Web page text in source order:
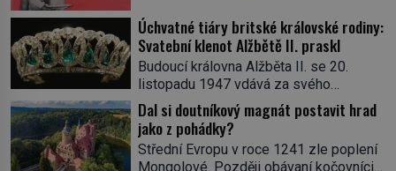
prohlásil o něm jiný významný
francouzský revolucionář, Honoré de
Mirabeau […]
rychle v jedné ze „sandtnerek“.
„Zaplaťpánbůh, že už nemusíme chodit
s lístky,“ povzdechne si směrem ke
služce, kterou má v kuchyni k ruce.
Ještě v prvních letech nové republiky
fungoval kvůli nedostatku zboží
přídělový systém. […]
Úchvatné tiáry britské královské rodiny:
Svatební klenot Alžbětě II. praskl
Budoucí královna Alžběta II. se 20.
listopadu 1947 vdává za svého
vyvoleného Filipa Mountbattena. Aby
měla na obřad ve Westminsteru podle
tradice „něco vypůjčeného“, její matka jí
věnuje jedinečný šperk ze své
Dal si doutníkový magnát postavit hrad
jako z pohádky?
Střední Evropu v roce 1241 zle poplení
Mongolové. Později obávaní kočovníci